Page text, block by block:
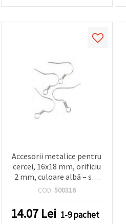
Accesorii metalice pentru
cercei, 16x18 mm, orificiu
2 mm, culoare albă – set
50 bucăți
COD: 500316
14.07 Lei 1-9 pachet